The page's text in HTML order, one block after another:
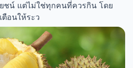
ชน์ แต่ไม่ใช่ทุกคนที่ควรกิน โดย
อนให้ระว